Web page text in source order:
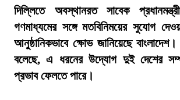
দিল্লিতে অবস্থানরত সাবেক
গণমাধ্যমের সঙ্গে মতবিনিময়ের সুযোগ
আনুষ্ঠানিকভাবে ক্ষোভ জানিয়েছে বাংলাদেশ।
বলেছে, এ ধরনের উদ্যোগ দুই দেশের
প্রভাব ফেলতে পারে।